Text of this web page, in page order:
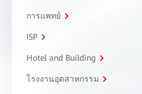
การแพทย์
ISP
Hotel and Building
โรงงานอุตสาหกรรม